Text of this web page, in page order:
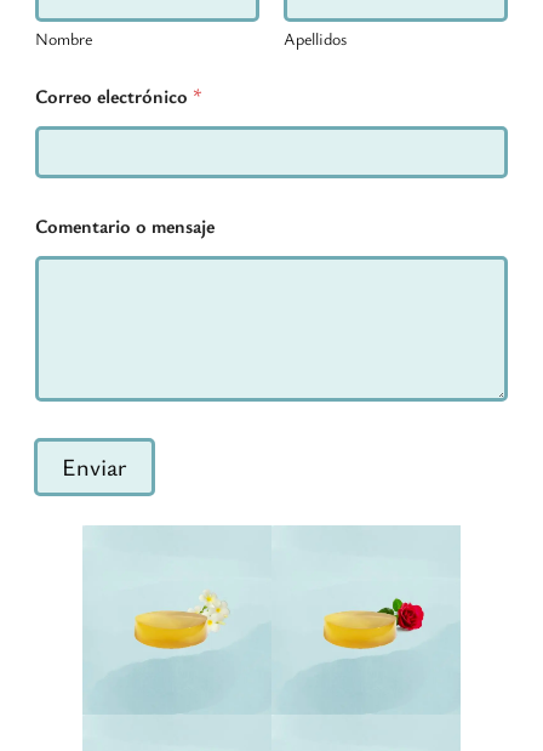
Nombre Apellidos
e
n
a
e
o
C
a
i
Correo electrónico *
Comentario o mensaje
Enviar